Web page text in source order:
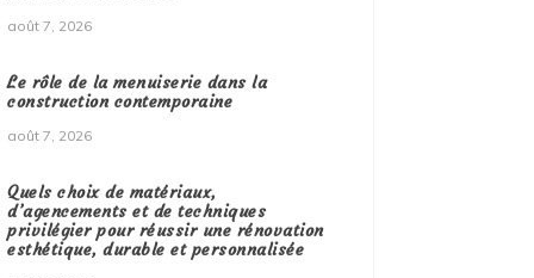
août 7, 2026
Le rôle de la menuiserie dans la
construction contemporaine
août 7, 2026
Quels choix de matériaux,
d’agencements et de techniques
privilégier pour réussir une rénovation
esthétique, durable et personnalisée